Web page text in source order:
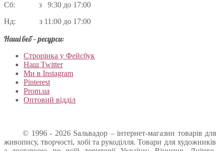
Сб: з 9:30 до 17:00
Нд: з 11:00 до 17:00
Наші веб – ресурси:
Строрінка у Фейсбук
Наш Twitter
Ми в Instagram
Pinterest
Prom.ua
Оптовий відділ
© 1996 - 2026 Sальвадор – інтернет-магазин товарів для
живопису, творчості, хобі та рукоділля. Товари для художників